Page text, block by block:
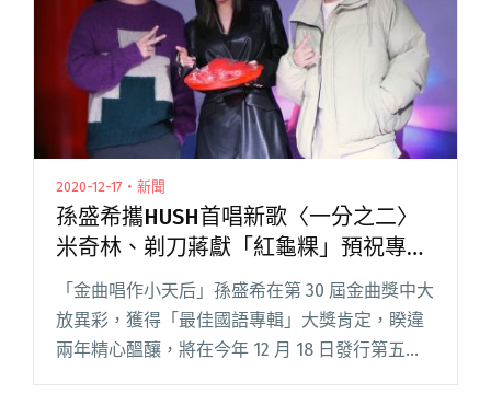
2020-12-17・新聞
孫盛希攜HUSH首唱新歌〈一分之二〉
米奇林、剃刀蔣獻「紅龜粿」預祝專輯
大賣
「金曲唱作小天后」孫盛希在第 30 屆金曲獎中大
放異彩，獲得「最佳國語專輯」大獎肯定，睽違
兩年精心醞釀，將在今年 12 月 18 日發行第五張
全新專輯《出沒地帶 Where is SHI?》，與新生代